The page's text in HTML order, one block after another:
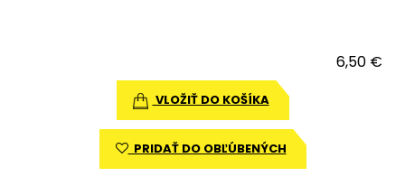
6,50 €
VLOŽIŤ DO KOŠÍKA
PRIDAŤ DO OBĽÚBENÝCH